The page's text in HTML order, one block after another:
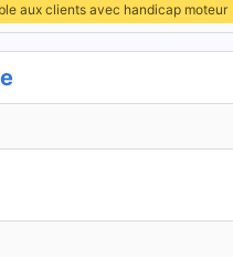
aux clients avec handicap moteur